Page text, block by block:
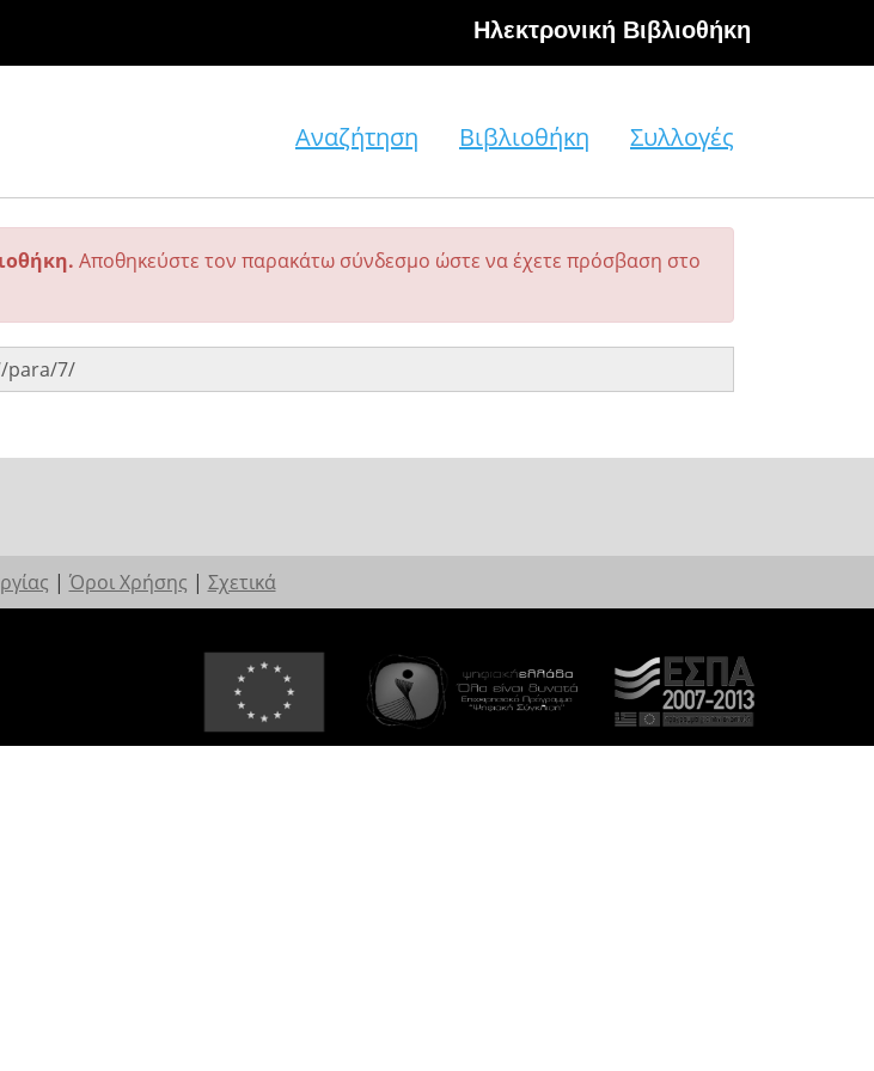
Hλεκτρονική Βιβλιοθήκη
Αναζήτηση Βιβλιοθήκη Συλλογές
Αποθηκεύστε τον παρακάτω σύνδεσμο ώστε να έχετε πρόσβαση στο
| Όροι Χρήσης | Σχετικά